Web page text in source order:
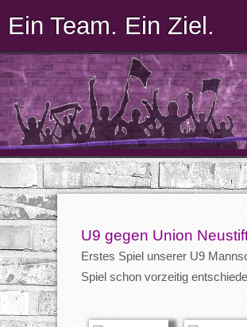
Ein Team. Ein Ziel.
U9 gegen Union
Erstes Spiel unserer U9
Spiel schon vorzeitig